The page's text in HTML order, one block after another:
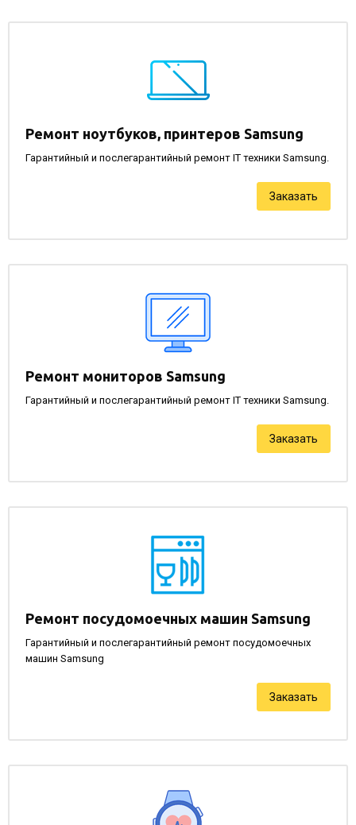
Ремонт ноутбуков, принтеров Samsung
Гарантийный и послегарантийный ремонт IT техники Samsung.
Заказать
Ремонт мониторов Samsung
Гарантийный и послегарантийный ремонт IT техники Samsung.
Заказать
Ремонт посудомоечных машин Samsung
Гарантийный и послегарантийный ремонт посудомоечных
машин Samsung
Заказать